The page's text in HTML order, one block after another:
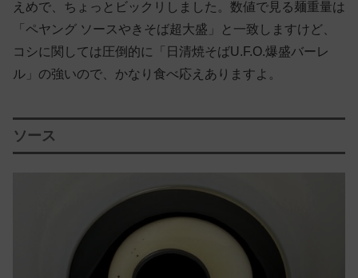
えめで、ちょっとビックリしました。数値で見る麺重量は
「ペヤング ソースやきそば超大盛」と一致しますけど、
コシに関しては圧倒的に「日清焼そばU.F.O.爆盛バーレ
ル」の強いので、かなり食べ応えありますよ。
ソース